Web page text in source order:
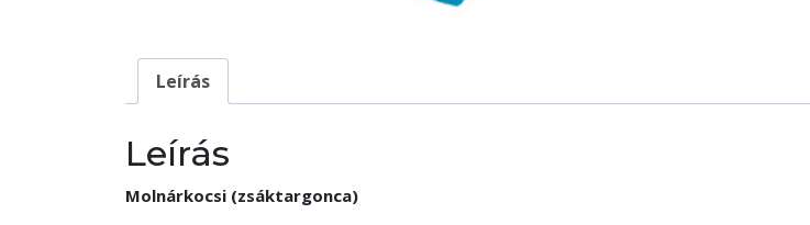
Leírás
Leírás
Molnárkocsi (zsáktargonca)